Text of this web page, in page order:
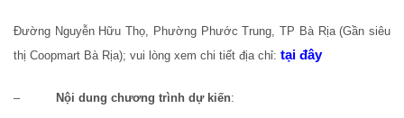
Đường Nguyễn Hữu Thọ, Phường Phước Trung, TP Bà Rịa (Gần siêu
thị Coopmart Bà Rịa); vui lòng xem chi tiết địa chỉ: tại đây
– Nội dung chương trình dự kiến: